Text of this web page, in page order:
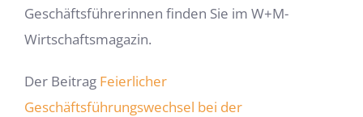
Geschäftsführerinnen finden Sie im W+M-
Wirtschaftsmagazin.
Der Beitrag Feierlicher
Geschäftsführungswechsel bei der